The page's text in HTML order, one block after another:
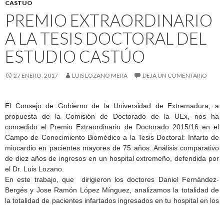
CASTUO
PREMIO EXTRAORDINARIO
A LA TESIS DOCTORAL DEL
ESTUDIO CASTÚO
27 ENERO, 2017 LUIS LOZANO MERA DEJA UN COMENTARIO
El Consejo de Gobierno de la Universidad de Extremadura, a
propuesta de la Comisión de Doctorado de la UEx, nos ha
concedido el Premio Extraordinario de Doctorado 2015/16 en el
Campo de Conocimiento Biomédico a la Tesis Doctoral: Infarto de
miocardio en pacientes mayores de 75 años. Análisis comparativo
de diez años de ingresos en un hospital extremeño, defendida por
el Dr. Luis Lozano.
En este trabajo, que dirigieron los doctores Daniel Fernández-
Bergés y Jose Ramón López Mínguez, analizamos la totalidad de
la totalidad de pacientes infartados ingresados en tu hospital en los